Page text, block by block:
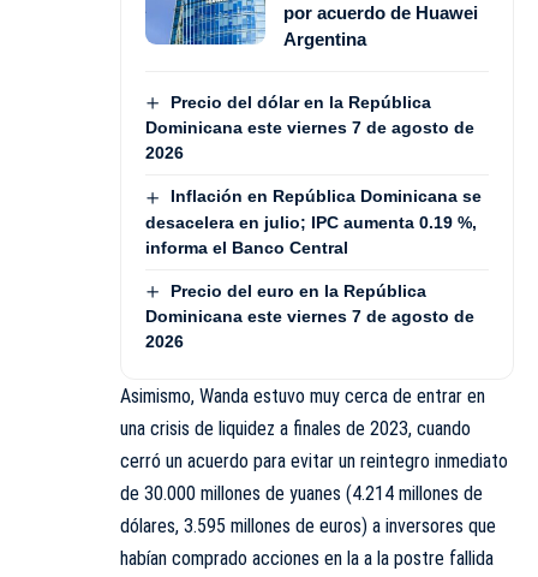
por acuerdo de Huawei
Argentina
Precio del dólar en la República
Dominicana este viernes 7 de agosto de
2026
Inflación en República Dominicana se
desacelera en julio; IPC aumenta 0.19 %,
informa el Banco Central
Precio del euro en la República
Dominicana este viernes 7 de agosto de
2026
Asimismo, Wanda estuvo muy cerca de entrar en
una crisis de liquidez a finales de 2023, cuando
cerró un acuerdo para evitar un reintegro inmediato
de 30.000 millones de yuanes (4.214 millones de
dólares, 3.595 millones de euros) a inversores que
habían comprado acciones en la a la postre fallida